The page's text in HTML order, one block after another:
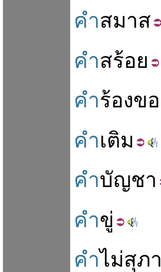
คำสมาส
คำสร้อย
คำร้องขอ
คำเติม
คำบัญชา
คำขู่
คำไม่สุภ